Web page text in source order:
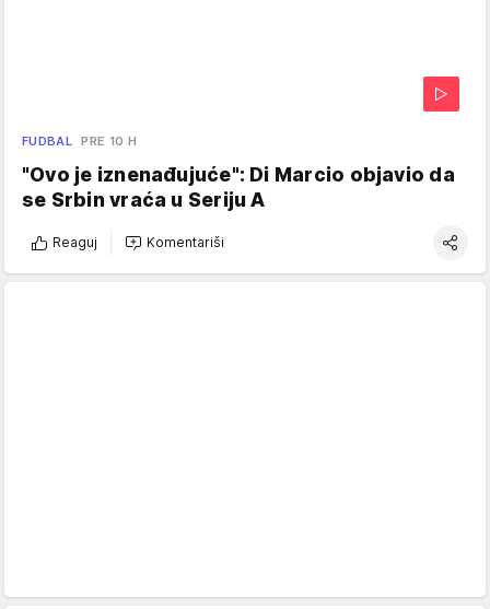
FUDBAL PRE 10 H
"Ovo je iznenađujuće": Di Marcio objavio da
se Srbin vraća u Seriju A
Reaguj Komentariši